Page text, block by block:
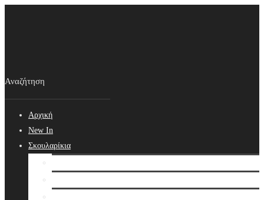
Αρχική
New In
Σκουλαρίκια